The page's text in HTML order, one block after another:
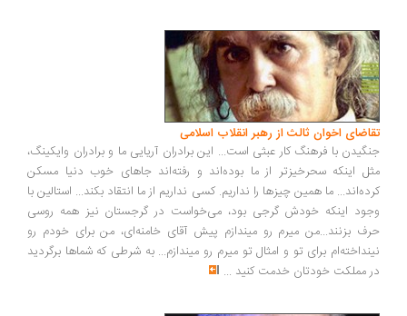
اخوان ثالث از رهبر انقلاب اسلامی
با فرهنگ کار عبثی است... این برادران آریایی ما و برادران وایکینگ،
اینکه سحرخیزتر از ما بوده‌اند و رفته‌اند جاهای خوب دنیا مسکن
ما همین چیزها را نداریم. کسی نداریم از ما انتقاد بکند... استالین با
اینکه خودش گرجی بود، می‌خواست در گرجستان نیز همه روسی
بزنند...من میرم رو میندازم پیش آقای خامنه‌ای، من برای خودم رو
برای تو و امثال تو میرم رو میندازم... به شرطی که شماها برگردید
مملکت خودتان خدمت کنید...